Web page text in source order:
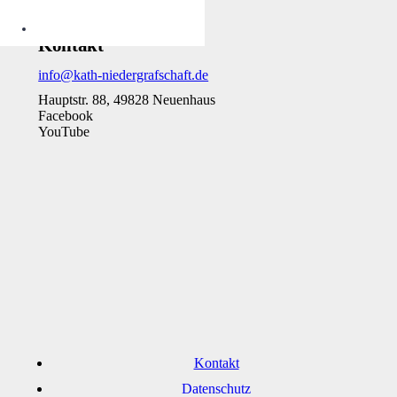
Kontakt
info@kath-niedergrafschaft.de
Hauptstr. 88, 49828 Neuenhaus
Facebook
YouTube
Kontakt
Datenschutz